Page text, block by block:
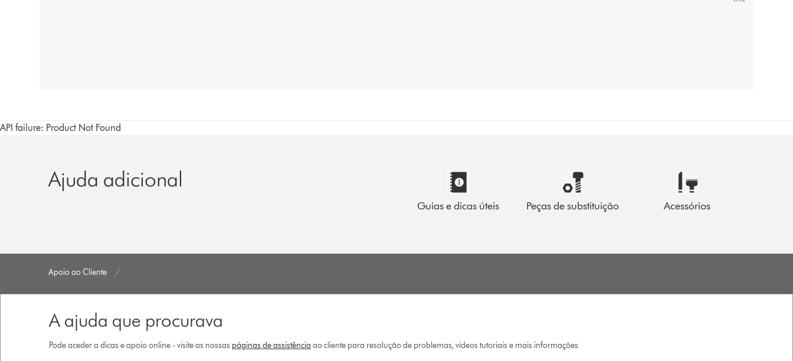
API failure: Product Not Found
Ajuda adicional
Guias e dicas úteis Peças de substituição Acessórios
Apoio ao Cliente
A ajuda que procurava
Pode aceder a dicas e apoio online - visite as nossas páginas de assistência ao cliente para resolução de problemas, vídeos tutoriais e mais informações